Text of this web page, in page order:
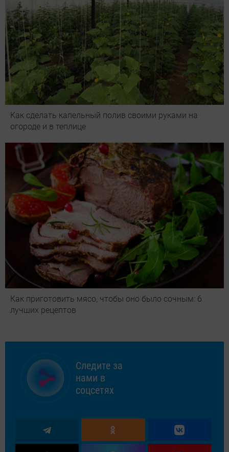
Как сделать капельный полив своими руками на
огороде и в теплице
Как приготовить мясо, чтобы оно было сочным: 6
лучших рецептов
Следите за
нами в
соцсетях